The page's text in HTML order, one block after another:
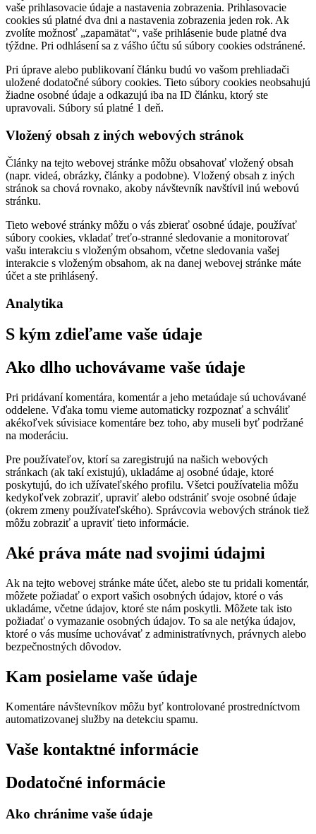
vaše prihlasovacie údaje a nastavenia zobrazenia. Prihlasovacie
cookies sú platné dva dni a nastavenia zobrazenia jeden rok. Ak
zvolíte možnosť „zapamätať“, vaše prihlásenie bude platné dva
týždne. Pri odhlásení sa z vášho účtu sú súbory cookies odstránené.
Pri úprave alebo publikovaní článku budú vo vašom prehliadači
uložené dodatočné súbory cookies. Tieto súbory cookies neobsahujú
žiadne osobné údaje a odkazujú iba na ID článku, ktorý ste
upravovali. Súbory sú platné 1 deň.
Vložený obsah z iných webových stránok
Články na tejto webovej stránke môžu obsahovať vložený obsah
(napr. videá, obrázky, články a podobne). Vložený obsah z iných
stránok sa chová rovnako, akoby návštevník navštívil inú webovú
stránku.
Tieto webové stránky môžu o vás zbierať osobné údaje, používať
súbory cookies, vkladať treťo-stranné sledovanie a monitorovať
vašu interakciu s vloženým obsahom, včetne sledovania vašej
interakcie s vloženým obsahom, ak na danej webovej stránke máte
účet a ste prihlásený.
Analytika
S kým zdieľame vaše údaje
Ako dlho uchovávame vaše údaje
Pri pridávaní komentára, komentár a jeho metaúdaje sú uchovávané
oddelene. Vďaka tomu vieme automaticky rozpoznať a schváliť
akékoľvek súvisiace komentáre bez toho, aby museli byť podržané
na moderáciu.
Pre používateľov, ktorí sa zaregistrujú na našich webových
stránkach (ak takí existujú), ukladáme aj osobné údaje, ktoré
poskytujú, do ich užívateľského profilu. Všetci používatelia môžu
kedykoľvek zobraziť, upraviť alebo odstrániť svoje osobné údaje
(okrem zmeny používateľského). Správcovia webových stránok tiež
môžu zobraziť a upraviť tieto informácie.
Aké práva máte nad svojimi údajmi
Ak na tejto webovej stránke máte účet, alebo ste tu pridali komentár,
môžete požiadať o export vašich osobných údajov, ktoré o vás
ukladáme, včetne údajov, ktoré ste nám poskytli. Môžete tak isto
požiadať o vymazanie osobných údajov. To sa ale netýka údajov,
ktoré o vás musíme uchovávať z administratívnych, právnych alebo
bezpečnostných dôvodov.
Kam posielame vaše údaje
Komentáre návštevníkov môžu byť kontrolované prostredníctvom
automatizovanej služby na detekciu spamu.
Vaše kontaktné informácie
Dodatočné informácie
Ako chránime vaše údaje